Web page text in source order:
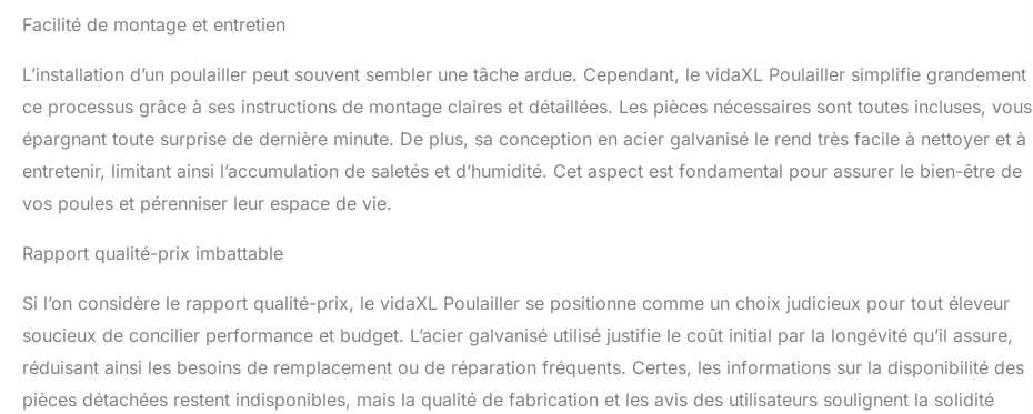
Facilité de montage et entretien
L’installation d’un poulailler peut souvent sembler une tâche ardue. Cependant, le vidaXL Poulailler simplifie grandement
ce processus grâce à ses instructions de montage claires et détaillées. Les pièces nécessaires sont toutes incluses, vous
épargnant toute surprise de dernière minute. De plus, sa conception en acier galvanisé le rend très facile à nettoyer et à
entretenir, limitant ainsi l’accumulation de saletés et d’humidité. Cet aspect est fondamental pour assurer le bien-être de
vos poules et pérenniser leur espace de vie.
Rapport qualité-prix imbattable
Si l’on considère le rapport qualité-prix, le vidaXL Poulailler se positionne comme un choix judicieux pour tout éleveur
soucieux de concilier performance et budget. L’acier galvanisé utilisé justifie le coût initial par la longévité qu’il assure,
réduisant ainsi les besoins de remplacement ou de réparation fréquents. Certes, les informations sur la disponibilité des
pièces détachées restent indisponibles, mais la qualité de fabrication et les avis des utilisateurs soulignent la solidité